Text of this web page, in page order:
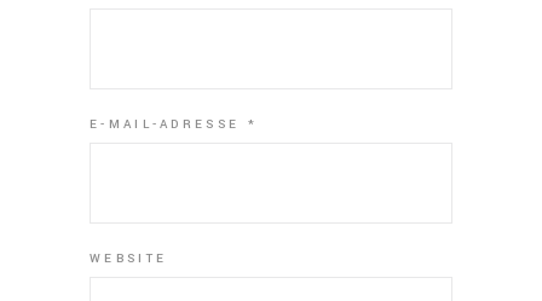
E-MAIL-ADRESSE *
WEBSITE